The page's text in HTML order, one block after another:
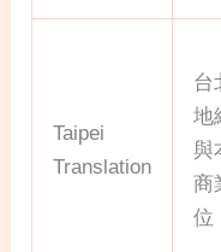
Taipei
Translation
台
地
與
商
位